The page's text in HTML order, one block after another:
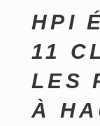
HPI
11
LES
À